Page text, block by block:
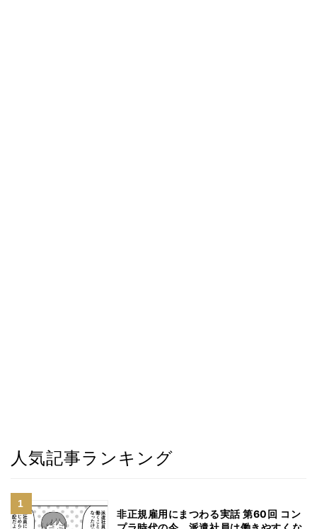
人気記事ランキング
非正規雇用にまつわる実話 第60回 コン